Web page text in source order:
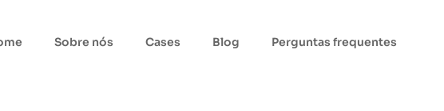
Sobre nós Cases Blog Perguntas frequentes